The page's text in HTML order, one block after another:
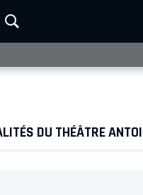
DU THÉÂTRE